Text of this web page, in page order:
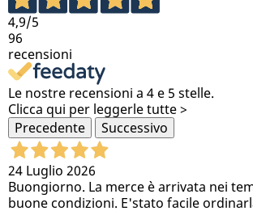
4,9/5
96
recensioni
Le nostre recensioni a 4 e 5 stelle.
Clicca qui per leggerle tutte >
Precedente
Successivo
24 Luglio 2026
Buongiorno. La merce è arrivata nei
buone condizioni. E'stato facile